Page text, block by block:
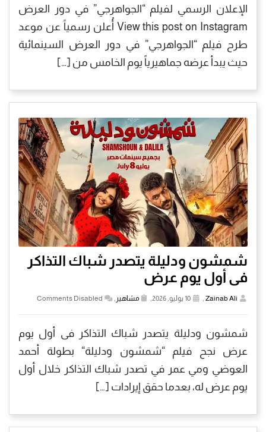
الإعلان الرسمي لفيلم “الجواهرجي” في دور العرض
View this post on Instagram أُعلن رسمياً عن موعد
طرح فيلم “الجواهرجي” في دور العرض السينمائية
حيث يبدأ عرضه جماهيرياً يوم الخامس من […]
شمشون ودليلة يتصدر شباك التذاكر
فى أول يوم عرض
Zainab Ali مشاهير Comments Disabled
شمشون ودليلة يتصدر شباك التذاكر فى أول يوم
عرض نجح فيلم “شمشون ودليلة“ بطولة أحمد
العوضي ومي عمر في تصدر شباك التذاكر خلال أول
يوم عرض له، بعدما حقق إيرادات […]